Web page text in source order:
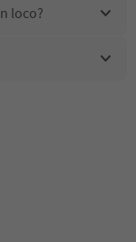
loco?
Oberegger
Guest